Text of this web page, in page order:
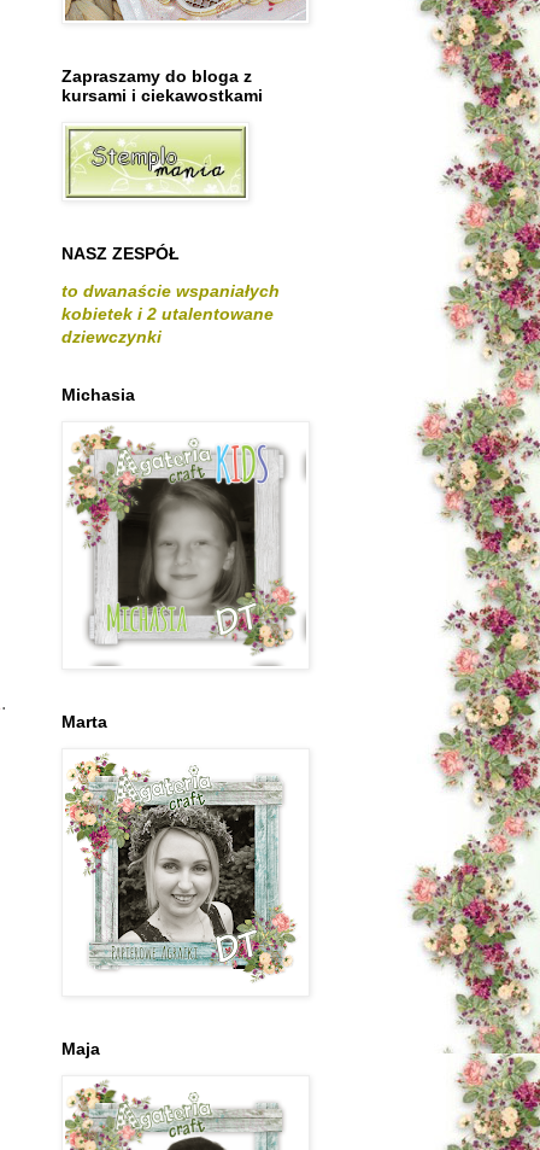
.
Zapraszamy do bloga z
kursami i ciekawostkami
NASZ ZESPÓŁ
to dwanaście wspaniałych
kobietek i 2 utalentowane
dziewczynki
Michasia
Marta
Maja